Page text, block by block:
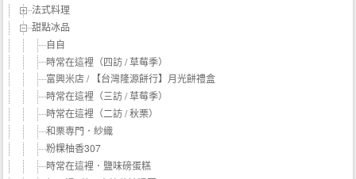
法式料理
甜點冰品
自自
時常在這裡（四訪 / 草莓季）
富興米店 / 【台灣隆源餅行】月光餅禮盒
時常在這裡（三訪 / 草莓季）
時常在這裡（二訪 / 秋栗）
和栗専門．紗織
粉粿柚香307
時常在這裡．鹽味磅蛋糕